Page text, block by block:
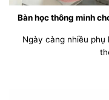
Bàn học thông minh
Ngày càng nhiều phụ